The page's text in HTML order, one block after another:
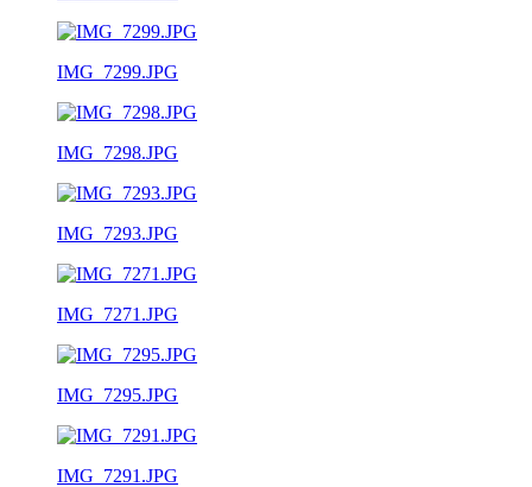
IMG_7299.JPG
IMG_7298.JPG
IMG_7293.JPG
IMG_7271.JPG
IMG_7295.JPG
IMG_7291.JPG